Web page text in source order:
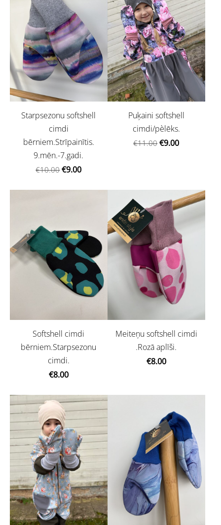
Starpsezonu softshell
cimdi
bērniem.Strīpainītis.
9.mēn.-7.gadi.
€10.00 €9.00
Puķaini softshell
cimdi/pèlēks.
€11.00 €9.00
Softshell cimdi
bērniem.Starpsezonu
cimdi.
€8.00
Meiteņu softshell cimdi
.Rozā aplīši.
€8.00